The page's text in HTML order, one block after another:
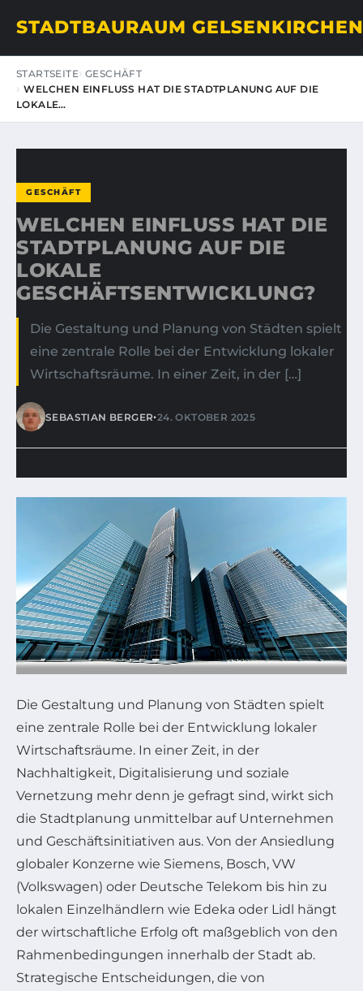
STADTBAURAUM GELSENKIRCHEN
STARTSEITE GESCHÄFT
WELCHEN EINFLUSS HAT DIE STADTPLANUNG AUF DIE
LOKALE…
GESCHÄFT
WELCHEN EINFLUSS HAT DIE
STADTPLANUNG AUF DIE
LOKALE
GESCHÄFTSENTWICKLUNG?
Die Gestaltung und Planung von Städten spielt
eine zentrale Rolle bei der Entwicklung lokaler
Wirtschaftsräume. In einer Zeit, in der […]
SEBASTIAN BERGER•24. OKTOBER 2025
Die Gestaltung und Planung von Städten spielt
eine zentrale Rolle bei der Entwicklung lokaler
Wirtschaftsräume. In einer Zeit, in der
Nachhaltigkeit, Digitalisierung und soziale
Vernetzung mehr denn je gefragt sind, wirkt sich
die Stadtplanung unmittelbar auf Unternehmen
und Geschäftsinitiativen aus. Von der Ansiedlung
globaler Konzerne wie Siemens, Bosch, VW
(Volkswagen) oder Deutsche Telekom bis hin zu
lokalen Einzelhändlern wie Edeka oder Lidl hängt
der wirtschaftliche Erfolg oft maßgeblich von den
Rahmenbedingungen innerhalb der Stadt ab.
Strategische Entscheidungen, die von